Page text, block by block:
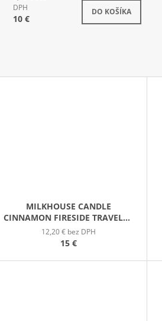
DPH
10 €
DO KOŠÍKA
Skladom
MILKHOUSE CANDLE
CINNAMON FIRESIDE TRAVELER
TIN VONNÁ SVIEČKA V
PLECHOVIČKE 106G
12,20 € bez DPH
15 €